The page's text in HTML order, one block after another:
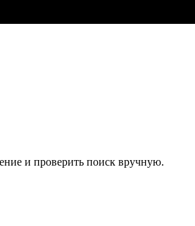
и проверить поиск вручную.